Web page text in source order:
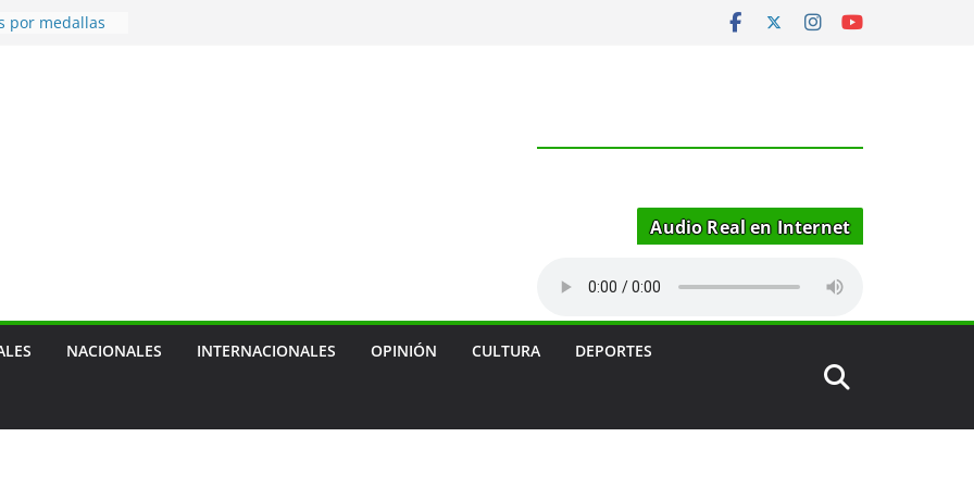
por
Domingo
amenaza
australiano
enfrentar
combustible
Audio Real en Internet
NACIONALES INTERNACIONALES OPINIÓN CULTURA DEPORTES